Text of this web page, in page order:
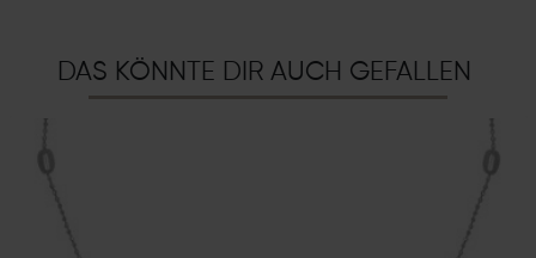
DAS KÖNNTE DIR AUCH GEFALLEN